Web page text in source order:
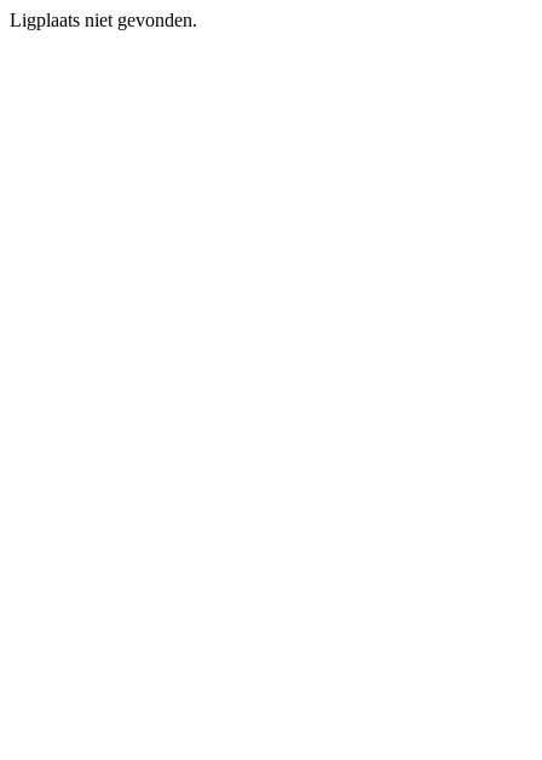
Ligplaats niet gevonden.